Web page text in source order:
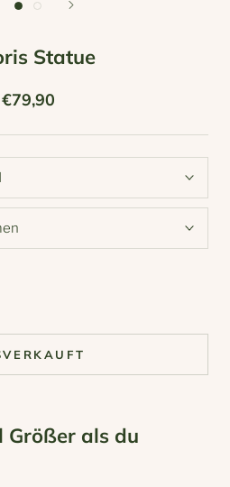
Statue
€79,90
Größer als du